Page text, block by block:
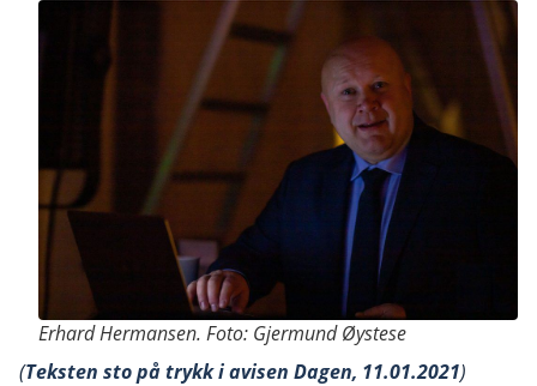
Erhard Hermansen. Foto: Gjermund Øystese
(Teksten sto på trykk i avisen Dagen, 11.01.2021)